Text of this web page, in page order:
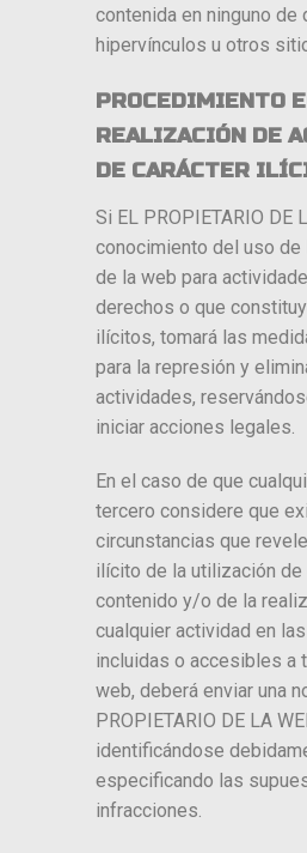
contenida en ninguno de
hipervínculos u otros
PROCEDIMIENTO
REALIZACIÓN DE
DE CARÁCTER
Si EL PROPIETARIO DE
conocimiento del uso
de la web para
derechos o que
ilícitos, tomará las
para la represión y
actividades,
iniciar acciones legales.
En el caso de que
tercero considere que
circunstancias que
ilícito de la utilización de
contenido y/o de la
cualquier actividad en
incluidas o accesibles a
web, deberá enviar una
PROPIETARIO DE LA
identificándose
especificando las
infracciones.